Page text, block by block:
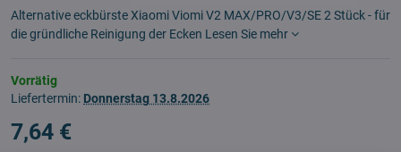
Alternative eckbürste Xiaomi Viomi V2 MAX/PRO/V3/SE 2 Stück - für
die gründliche Reinigung der Ecken Lesen Sie mehr
Vorrätig
Liefertermin: Donnerstag 13.8.2026
7,64 €